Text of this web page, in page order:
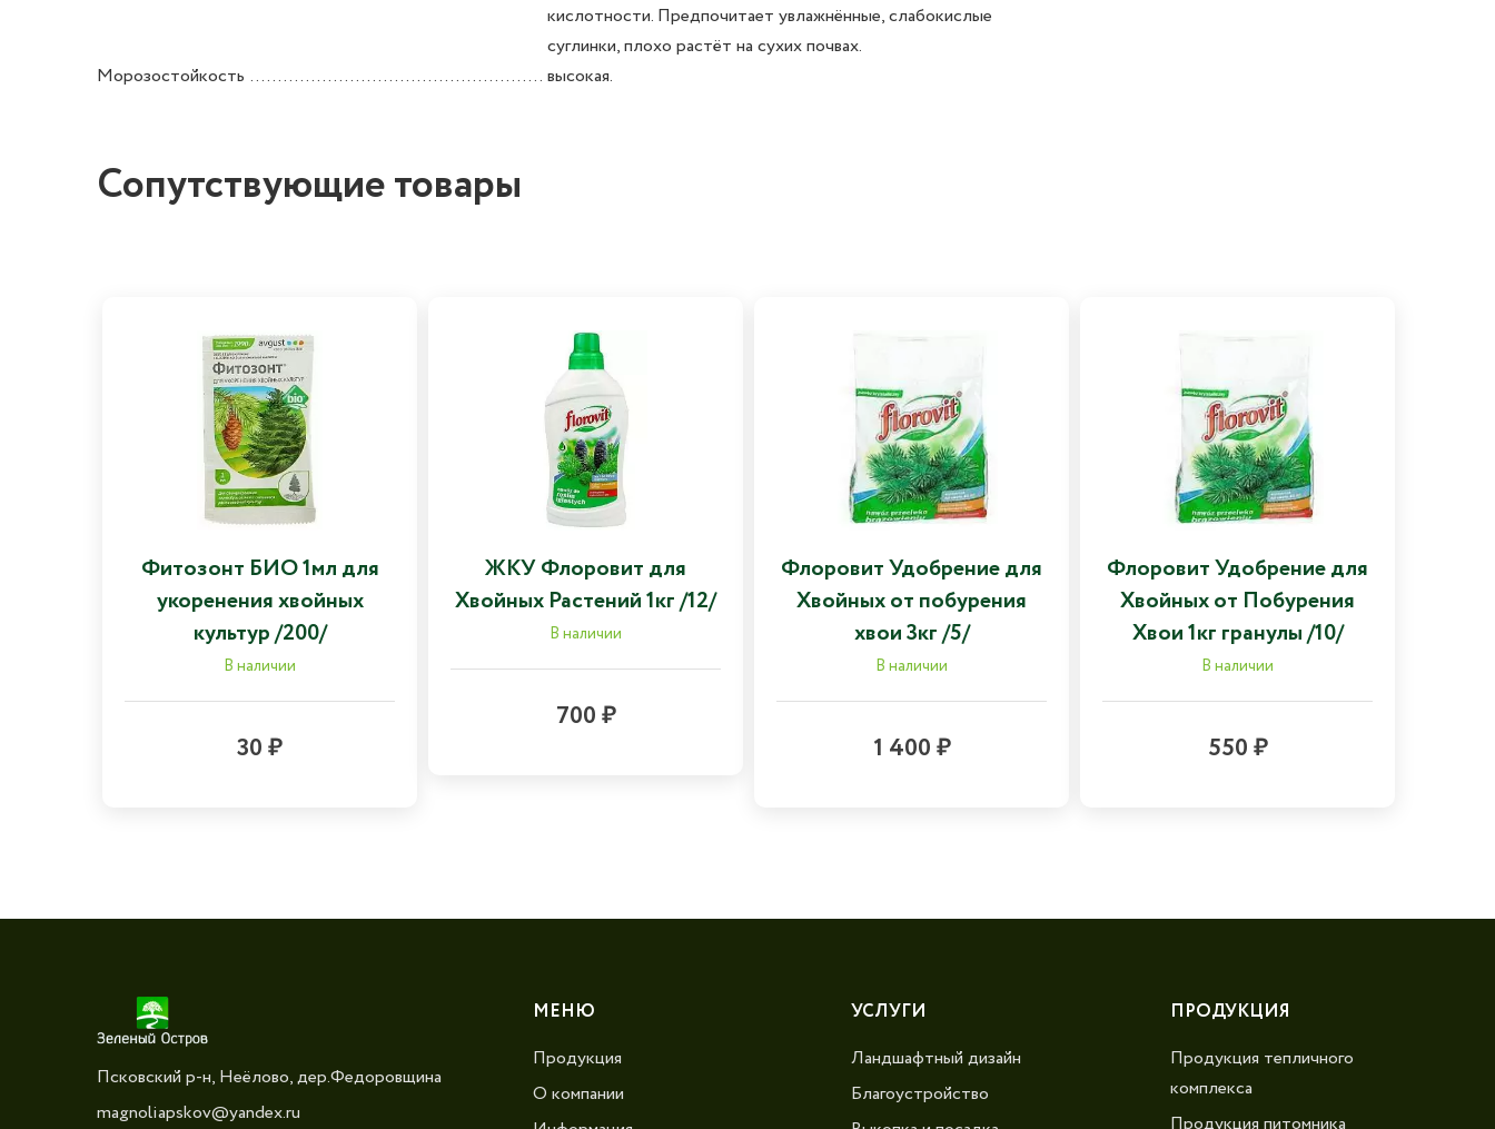
кислотности. Предпочитает увлажнённые, слабокислые
суглинки, плохо растёт на сухих почвах.
Морозостойкость
высокая.
Сопутствующие товары
Фитозонт БИО 1мл для
укоренения хвойных
культур /200/
В наличии
30 ₽
ЖКУ Флоровит для
Хвойных Растений 1кг /12/
В наличии
700 ₽
Флоровит Удобрение для
Хвойных от побурения
хвои 3кг /5/
В наличии
1 400 ₽
Флоровит Удобрение для
Хвойных от Побурения
Хвои 1кг гранулы /10/
В наличии
550 ₽
Псковский р-н, Неёлово, дер.Федоровщина
magnoliapskov@yandex.ru
МЕНЮ
Продукция
О компании
УСЛУГИ
Ландшафтный дизайн
Благоустройство
ПРОДУКЦИЯ
Продукция тепличного
комплекса